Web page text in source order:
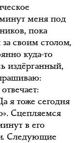
меня под
пока
своим столом,
куда-то
издёрганный,
я тоже сегодня
Сцепляемся
в его
Следующие